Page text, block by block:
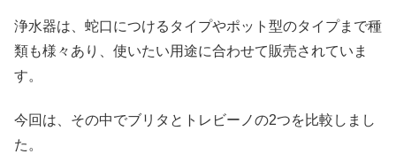
浄水器は、蛇口につけるタイプやポット型のタイプまで種
類も様々あり、使いたい用途に合わせて販売されていま
す。
今回は、その中でブリタとトレビーノの2つを比較しまし
た。